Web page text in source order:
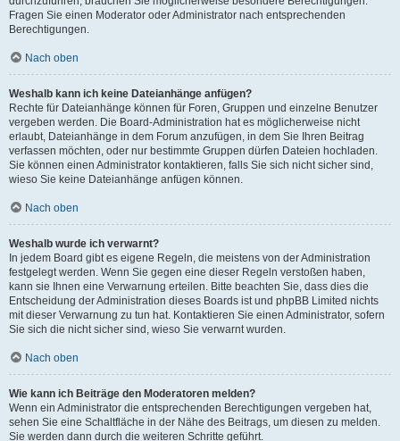
Fragen Sie einen Moderator oder Administrator nach entsprechenden
Berechtigungen.
Nach oben
Weshalb kann ich keine Dateianhänge anfügen?
Rechte für Dateianhänge können für Foren, Gruppen und einzelne Benutzer
vergeben werden. Die Board-Administration hat es möglicherweise nicht
erlaubt, Dateianhänge in dem Forum anzufügen, in dem Sie Ihren Beitrag
verfassen möchten, oder nur bestimmte Gruppen dürfen Dateien hochladen.
Sie können einen Administrator kontaktieren, falls Sie sich nicht sicher sind,
wieso Sie keine Dateianhänge anfügen können.
Nach oben
Weshalb wurde ich verwarnt?
In jedem Board gibt es eigene Regeln, die meistens von der Administration
festgelegt werden. Wenn Sie gegen eine dieser Regeln verstoßen haben,
kann sie Ihnen eine Verwarnung erteilen. Bitte beachten Sie, dass dies die
Entscheidung der Administration dieses Boards ist und phpBB Limited nichts
mit dieser Verwarnung zu tun hat. Kontaktieren Sie einen Administrator, sofern
Sie sich die nicht sicher sind, wieso Sie verwarnt wurden.
Nach oben
Wie kann ich Beiträge den Moderatoren melden?
Wenn ein Administrator die entsprechenden Berechtigungen vergeben hat,
sehen Sie eine Schaltfläche in der Nähe des Beitrags, um diesen zu melden.
Sie werden dann durch die weiteren Schritte geführt.